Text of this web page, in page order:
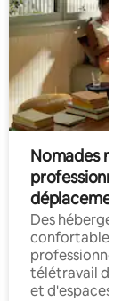
Nomades
déplacement
Des
confortables
professionnels
télétravail
et d'espaces